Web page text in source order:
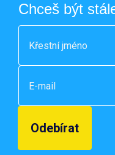
Chceš být